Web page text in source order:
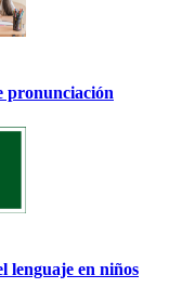
pronunciación
lenguaje en niños